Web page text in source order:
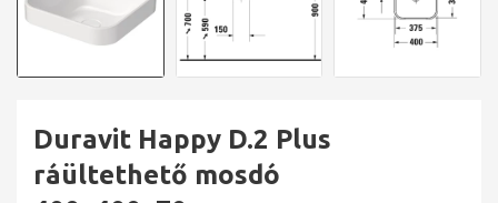
Duravit Happy D.2 Plus
ráültethető mosdó